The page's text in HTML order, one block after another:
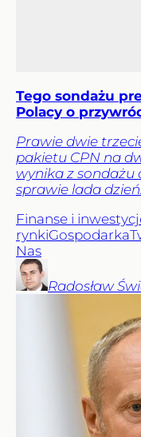
Tego sondażu
Polacy o
Prawie dwie
pakietu CPN na
wynika z sondażu
sprawie lada dzień.
Finanse i
rynkiGospodarka
Nas
Radosław